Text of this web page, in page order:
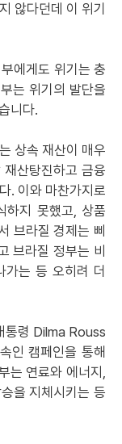
않다던데 이 위기
에게도 위기는 충
는 위기의 발단을
니다.
상속 재산이 매우
산탕진하고 금융
. 이와 마찬가지로
하지 못했고, 상품
브라질 경제는 삐
브라질 정부는 비
가는 등 오히려 더
통령 Dilma Rouss
인 캠페인을 통해
는 연료와 에너지,
을 지체시키는 등